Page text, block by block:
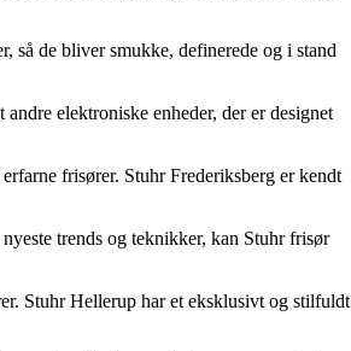
de bliver smukke, definerede og i stand
elektroniske enheder, der er designet
frisører. Stuhr Frederiksberg er kendt
trends og teknikker, kan Stuhr frisør
Stuhr Hellerup har et eksklusivt og stilfuldt